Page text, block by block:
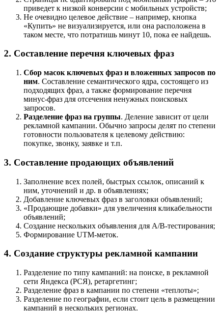
приведет к низкой конверсии с мобильных устройств;
Не очевидно целевое действие – например, кнопка
«Купить» не визуализируется, или она расположена в
таком месте, что потратишь минут 10, пока ее найдешь.
2. Составление перечня ключевых фраз
Сбор масок ключевых фраз и вложенных запросов по
ним. Составление семантического ядра, состоящего из
подходящих фраз, а также формирование перечня
минус-фраз для отсечения ненужных поисковых
запросов.
Разделение фраз на группы. Деление зависит от цели
рекламной кампании. Обычно запросы делят по степени
готовности пользователя к целевому действию:
покупке, звонку, заявке и т.п.
3. Составление продающих объявлений
Заполнение всех полей, быстрых ссылок, описаний к
ним, уточнений и др. в объявлениях;
Добавление ключевых фраз в заголовки объявлений;
«Продающие добавки» для увеличения кликабельности
объявлений;
Создание нескольких объявления для A/B-тестирования;
Формирование UTM-меток.
4. Создание структуры рекламной кампании
Разделение по типу кампаний: на поиске, в рекламной
сети Яндекса (РСЯ), ретаргетинг;
Разделение фраз в кампании по степени «теплоты»;
Разделение по географии, если стоит цель в размещении
кампаний в нескольких регионах.